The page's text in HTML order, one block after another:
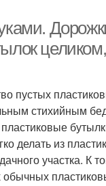
спилов
дорожки
из стеклянных
бутылок
пустых
стихийным
делать из
участка. К
обычных